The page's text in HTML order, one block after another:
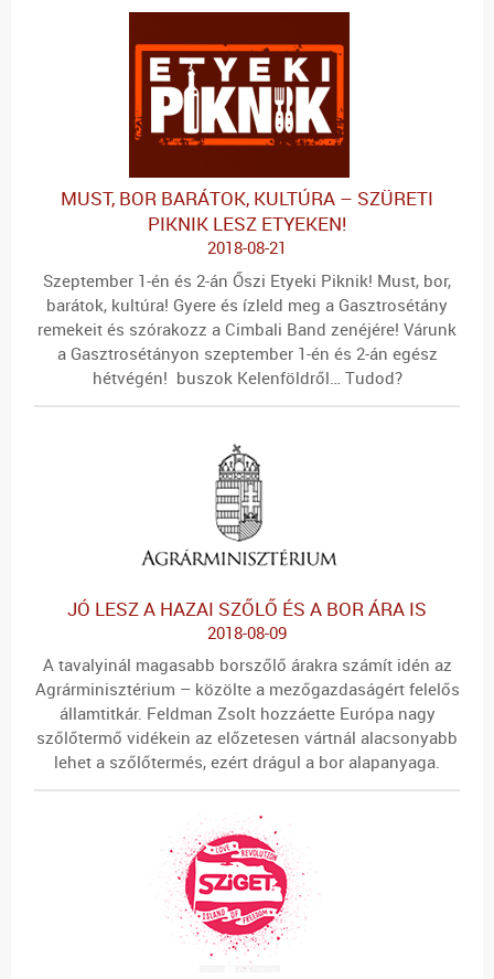
MUST, BOR BARÁTOK, KULTÚRA – SZÜRETI
PIKNIK LESZ ETYEKEN!
2018-08-21
Szeptember 1-én és 2-án Őszi Etyeki Piknik! Must, bor,
barátok, kultúra! Gyere és ízleld meg a Gasztrosétány
remekeit és szórakozz a Cimbali Band zenéjére! Várunk
a Gasztrosétányon szeptember 1-én és 2-án egész
hétvégén! buszok Kelenföldről… Tudod?
JÓ LESZ A HAZAI SZŐLŐ ÉS A BOR ÁRA IS
2018-08-09
A tavalyinál magasabb borszőlő árakra számít idén az
Agrárminisztérium – közölte a mezőgazdaságért felelős
államtitkár. Feldman Zsolt hozzáette Európa nagy
szőlőtermő vidékein az előzetesen vártnál alacsonyabb
lehet a szőlőtermés, ezért drágul a bor alapanyaga.